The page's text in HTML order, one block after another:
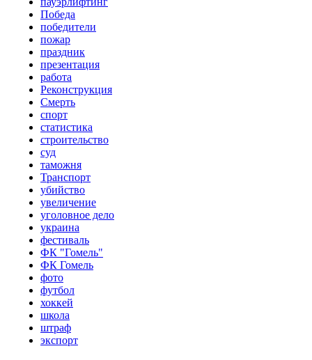
Победа
победители
пожар
праздник
презентация
работа
Реконструкция
Смерть
спорт
статистика
строительство
суд
таможня
Транспорт
убийство
увеличение
уголовное дело
украина
фестиваль
ФК "Гомель"
ФК Гомель
фото
футбол
хоккей
школа
штраф
экспорт